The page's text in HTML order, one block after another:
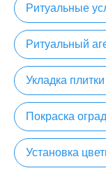
Ритуальные
Ритуальный
Укладка
Покраска оград
Установка